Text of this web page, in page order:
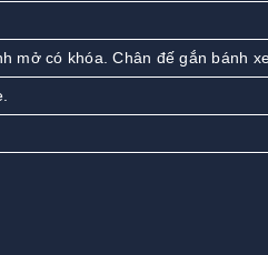
mở có khóa. Chân đế gắn bánh